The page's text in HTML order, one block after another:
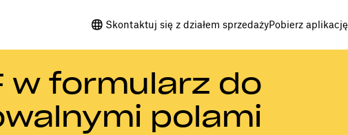
Skontaktuj się z działem sprzedażyPobierz aplikację
w formularz do
polami